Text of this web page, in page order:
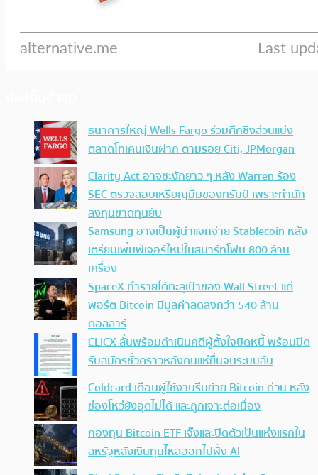
ธนาคารใหญ่ Wells Fargo ร่วมศึกชิงส่วนแบ่ง
ตลาดโทเคนเงินฝาก ตามรอย Citi, JPMorgan
Clarity Act อาจชะงักยาว ๆ หลัง Warren ร้อง
SEC ตรวจสอบเหรียญมีมของทรัมป์ เพราะทำนัก
ลงทุนขาดทุนยับ
Samsung อาจเป็นผู้นำแจกจ่าย Stablecoin หลัง
เตรียมเพิ่มฟีเจอร์ใหม่ในสมาร์ทโฟน 800 ล้าน
เครื่อง
SpaceX ทำรายได้ทะลุเป้าของ Wall Street แต่
พอร์ต Bitcoin มีมูลค่าลดลงกว่า 540 ล้าน
ดอลลาร์
CLICX ลั่นพร้อมดำเนินคดีผู้ตั้งใจบิดหนี้ พร้อมปิด
รับสมัครชั่วคราวหลังคนแห่ยื่นจนระบบล้น
Coldcard เตือนผู้ใช้งานรีบย้าย Bitcoin ด่วน หลัง
ช่องโหว่ยังอุดไม่ได้ และถูกเจาะต่อเนื่อง
กองทุน Bitcoin ETF เจ๊งและปิดตัวเป็นแห่งแรกใน
สหรัฐหลังเงินทุนไหลออกไปฝั่ง AI